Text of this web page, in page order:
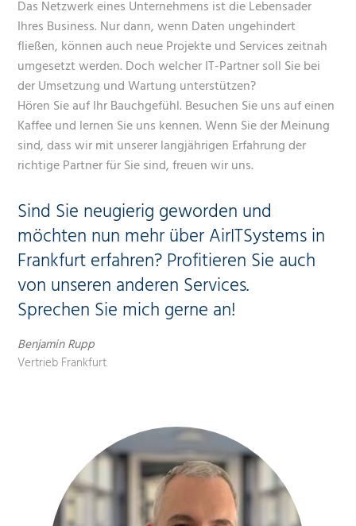
Das Netzwerk eines Unternehmens ist die Lebensader
Ihres Business. Nur dann, wenn Daten ungehindert
fließen, können auch neue Projekte und Services zeitnah
umgesetzt werden. Doch welcher IT-Partner soll Sie bei
der Umsetzung und Wartung unterstützen?
Hören Sie auf Ihr Bauchgefühl. Besuchen Sie uns auf einen
Kaffee und lernen Sie uns kennen. Wenn Sie der Meinung
sind, dass wir mit unserer langjährigen Erfahrung der
richtige Partner für Sie sind, freuen wir uns.
Sind Sie neugierig geworden und
möchten nun mehr über AirITSystems in
Frankfurt erfahren? Profitieren Sie auch
von unseren anderen Services.
Sprechen Sie mich gerne an!
Benjamin Rupp
Vertrieb Frankfurt